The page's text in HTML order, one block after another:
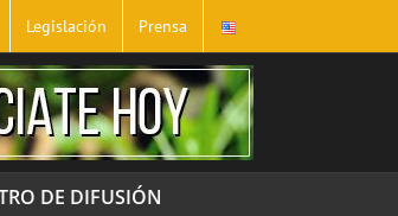
Legislación Prensa
DE DIFUSIÓN